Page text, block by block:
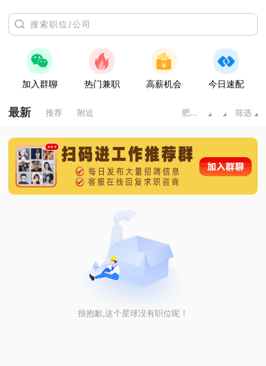
加入群聊 热门兼职 高薪机会 今日速配
最新 推荐 附近 肥城市 筛选
很抱歉,这个星球没有职位呢！